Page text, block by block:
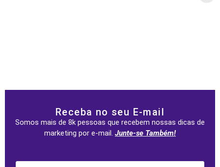
Receba no seu E-mail
Somos mais de 8k pessoas que recebem nossas dicas de
marketing por e-mail. Junte-se Também!